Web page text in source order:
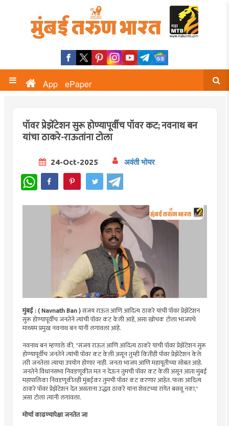
App ePaper
पॉवर प्रेझेंटेशन सुरू होण्यापूर्वीच पॉवर कट; नवनाथ बन
यांचा ठाकरे-राऊतांना टोला
24-Oct-2025 अवंती भोयर
WhatsApp
मुंबई :( Navnath Ban )संजय राऊत आणि आदित्य ठाकरे यांची पॉवर प्रेझेंटेशन
सुरू होण्यापूर्वीच जनतेने त्यांची पॉवर कट केली आहे, असा खोचक टोला भाजपचे
माध्यम प्रमुख नवनाथ बन यांनी लगावला आहे.
नवनाथ बन म्हणाले की, "संजय राऊत आणि आदित्य ठाकरे यांची पॉवर प्रेझेंटेशन सुरू
होण्यापूर्वीच जनतेने त्यांची पॉवर कट केली असून तुम्ही कितीही पॉवर प्रेझेंटेशन केले
तरी जनतेला त्याचा उपयोग होणार नाही. जनता भाजप आणि महायूतीच्या सोबत आहे.
जनतेने विधानसभा निवडणूकीत मत न देऊन तुमची पॉवर कट केली असून आता मुंबई
महापालिका निवडणूकीतही मुंबईकर तुमची पॉवर कट करणार आहेत. फक्त आदित्य
ठाकरे पॉवर प्रेझेंटेशन देत असताना उद्धव ठाकरे यांना शेवटच्या रांगेत बसवू नका,"
असा टोला त्यांनी लगावला.
मोर्चा काढण्यापेक्षा जनतेत जा